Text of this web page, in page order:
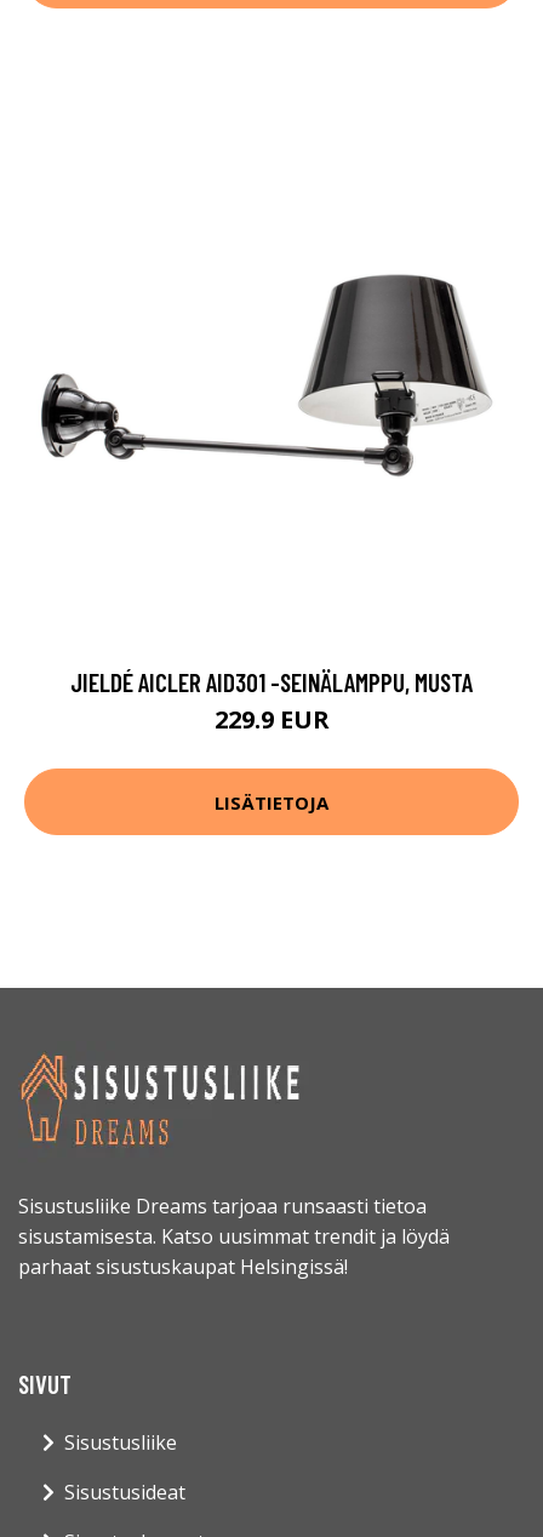
JIELDÉ AICLER AID301 -SEINÄLAMPPU, MUSTA
229.9 EUR
LISÄTIETOJA
Sisustusliike Dreams tarjoaa runsaasti tietoa
sisustamisesta. Katso uusimmat trendit ja löydä
parhaat sisustuskaupat Helsingissä!
SIVUT
Sisustusliike
Sisustusideat